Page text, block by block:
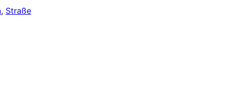
, Straße